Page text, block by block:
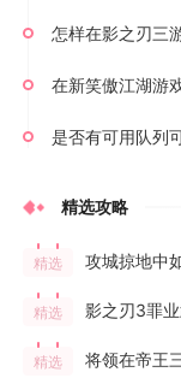
怎样在影之刃三
精选攻略
精选 攻城掠地中
精选 影之刃3罪
精选